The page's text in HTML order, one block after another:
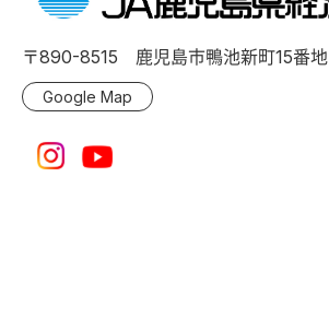
〒890-8515 鹿児島市鴨池新町15番地
Google Map